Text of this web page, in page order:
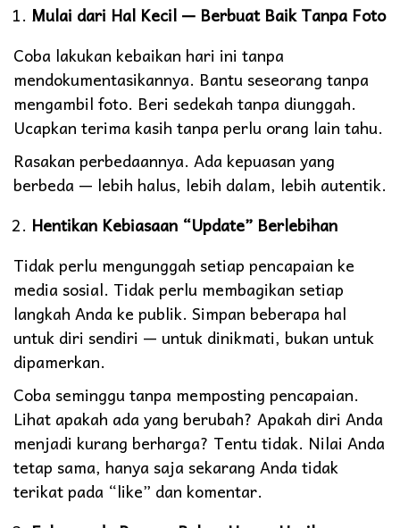
Mulai dari Hal Kecil — Berbuat Baik Tanpa Foto
Coba lakukan kebaikan hari ini tanpa
mendokumentasikannya. Bantu seseorang tanpa
mengambil foto. Beri sedekah tanpa diunggah.
Ucapkan terima kasih tanpa perlu orang lain tahu.
Rasakan perbedaannya. Ada kepuasan yang
berbeda — lebih halus, lebih dalam, lebih autentik.
Hentikan Kebiasaan “Update” Berlebihan
Tidak perlu mengunggah setiap pencapaian ke
media sosial. Tidak perlu membagikan setiap
langkah Anda ke publik. Simpan beberapa hal
untuk diri sendiri — untuk dinikmati, bukan untuk
dipamerkan.
Coba seminggu tanpa memposting pencapaian.
Lihat apakah ada yang berubah? Apakah diri Anda
menjadi kurang berharga? Tentu tidak. Nilai Anda
tetap sama, hanya saja sekarang Anda tidak
terikat pada “like” dan komentar.